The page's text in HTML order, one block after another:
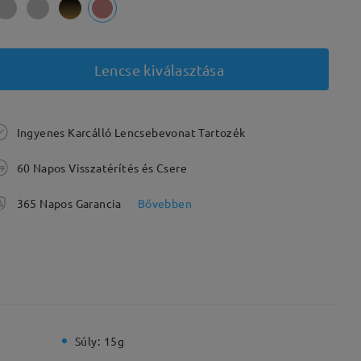
Lencse kiválasztása
Ingyenes Karcálló Lencsebevonat Tartozék
60 Napos Visszatérítés és Csere
365 Napos Garancia Bővebben
Súly: 15g